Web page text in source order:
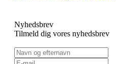
Nyhedsbrev
Tilmeld dig vores nyhedsbrev